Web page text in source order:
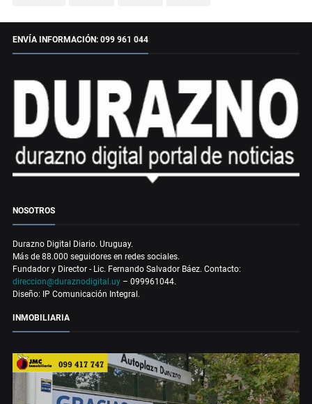
ENVÍA INFORMACIÓN: 099 961 044
NOSOTROS
Durazno Digital Diario. Uruguay.
Más de 88.000 seguidores en redes sociales.
Fundador y Director - Lic. Fernando Salvador Báez. Contacto:
direccion@duraznodigital.uy – 099961044.
Diseño: IP Comunicación Integral.
INMOBILIARIA